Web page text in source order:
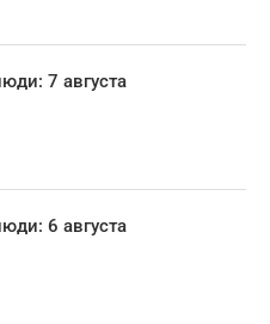
7 августа
6 августа